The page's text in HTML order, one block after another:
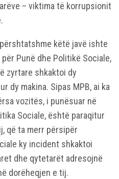
– viktima të korrupsionit
këtë javë ishte
Punë dhe Politikë Sociale,
zyrtare shkaktoi dy
dy makina. Sipas MPB, ai ka
vozitës, i punësuar në
Sociale, është paraqitur
që ta merr përsipër
ky incident shkaktoi
dhe qytetarët adresojnë
dorëheqjen e tij.